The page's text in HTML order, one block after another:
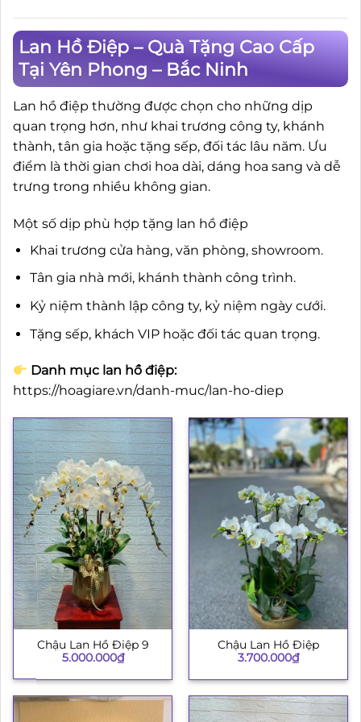
Lan Hồ Điệp – Quà Tặng Cao Cấp
Tại Yên Phong – Bắc Ninh
Lan hồ điệp thường được chọn cho những dịp
quan trọng hơn, như khai trương công ty, khánh
thành, tân gia hoặc tặng sếp, đối tác lâu năm. Ưu
điểm là thời gian chơi hoa dài, dáng hoa sang và dễ
trưng trong nhiều không gian.
Một số dịp phù hợp tặng lan hồ điệp
Khai trương cửa hàng, văn phòng, showroom.
Tân gia nhà mới, khánh thành công trình.
Kỷ niệm thành lập công ty, kỷ niệm ngày cưới.
Tặng sếp, khách VIP hoặc đối tác quan trọng.
Danh mục lan hồ điệp:
https://hoagiare.vn/danh-muc/lan-ho-diep
Chậu Lan Hồ Điệp 9
5.000.000₫
Chậu Lan Hồ Điệp
3.700.000₫